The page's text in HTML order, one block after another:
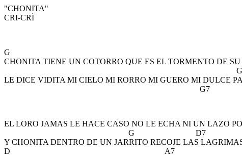
"CHONITA"
CRI-CRÌ
G
CHONITA TIENE UN COTORRO QUE ES EL TORMENTO DE
G
LE DICE VIDITA MI CIELO MI RORRO MI GUERO MI DULCE
G7
EL LORO JAMAS LE HACE CASO NO LE ECHA NI UN LAZO
G D7
Y CHONITA DENTRO DE UN JARRITO RECOJE LAS
D A7